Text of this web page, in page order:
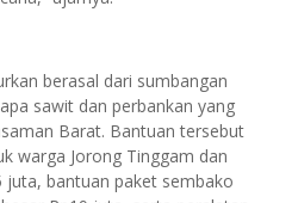
berasal dari sumbangan
sawit dan perbankan yang
Barat. Bantuan tersebut
warga Jorong Tinggam dan
juta, bantuan paket sembako